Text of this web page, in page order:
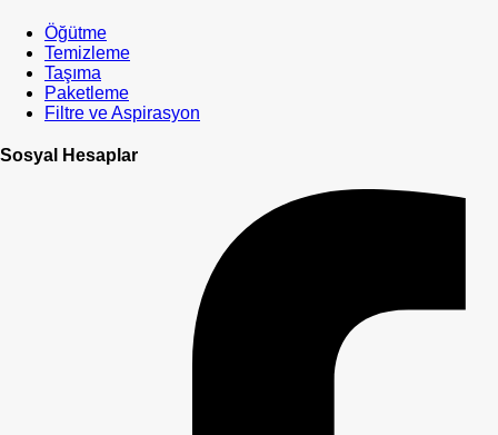
Öğütme
Temizleme
Taşıma
Paketleme
Filtre ve Aspirasyon
Sosyal Hesaplar